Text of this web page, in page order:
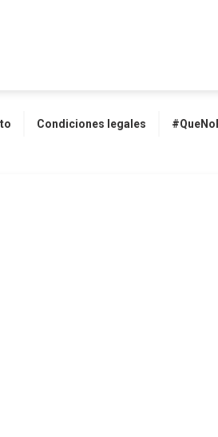
Condiciones legales